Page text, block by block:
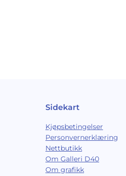
Sidekart
Kjøpsbetingelser
Personvernerklæring
Nettbutikk
Om Galleri D40
Om grafikk